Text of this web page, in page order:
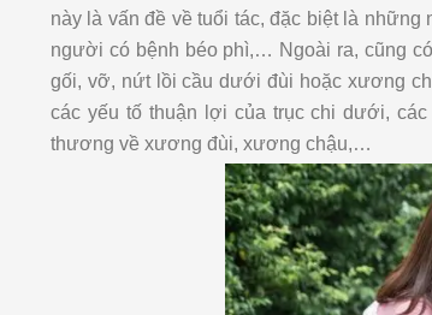
này là vấn đề về tuổi tác, đặc biệt là
người có bệnh béo phì,… Ngoài ra, cũng
gối, vỡ, nứt lồi cầu dưới đùi hoặc xương
các yếu tố thuận lợi của trục chi dưới,
thương về xương đùi, xương chậu,…